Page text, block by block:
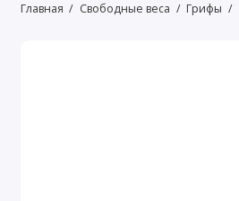
Главная Свободные веса Грифы